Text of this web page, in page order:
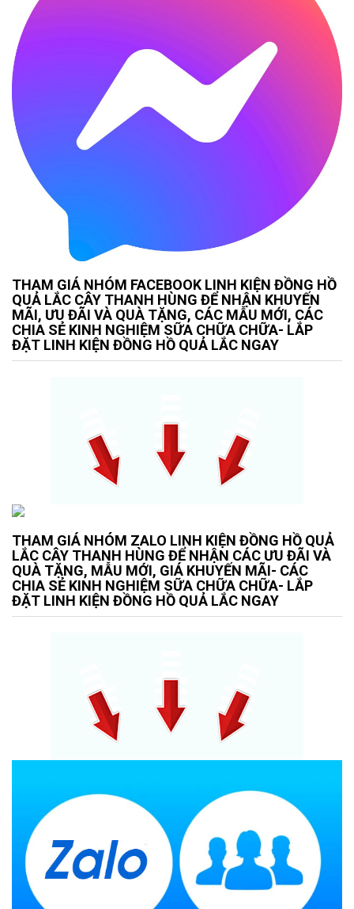
THAM GIÁ NHÓM FACEBOOK LINH KIỆN ĐỒNG HỒ
QUẢ LẮC CÂY THANH HÙNG ĐỂ NHẬN KHUYẾN
MÃI, ƯU ĐÃI VÀ QUÀ TẶNG, CÁC MẪU MỚI, CÁC
CHIA SẺ KINH NGHIỆM SỮA CHỮA CHỮA- LẮP
ĐẶT LINH KIỆN ĐỒNG HỒ QUẢ LẮC NGAY
THAM GIÁ NHÓM ZALO LINH KIỆN ĐỒNG HỒ QUẢ
LẮC CÂY THANH HÙNG ĐỂ NHẬN CÁC ƯU ĐÃI VÀ
QUÀ TẶNG, MẪU MỚI, GIÁ KHUYẾN MÃI- CÁC
CHIA SẺ KINH NGHIỆM SỮA CHỮA CHỮA- LẮP
ĐẶT LINH KIỆN ĐỒNG HỒ QUẢ LẮC NGAY